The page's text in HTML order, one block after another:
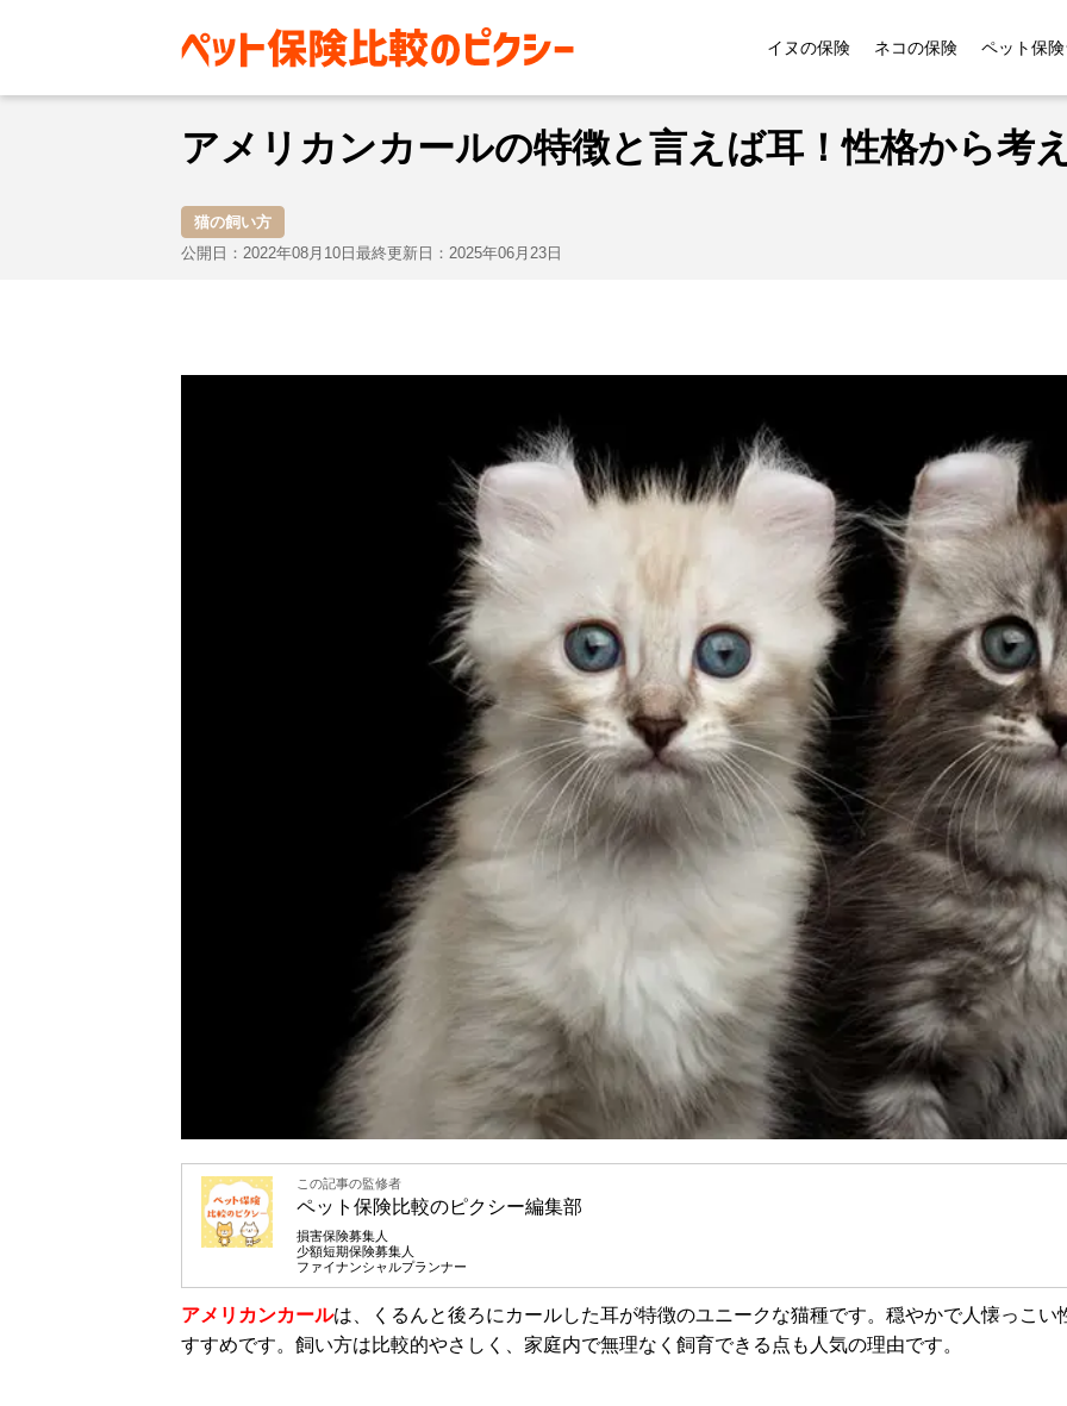
イヌの保険 ネコの保険 ペット保
お役立ち情報 猫 猫の飼い方 アメリカンカールの特徴と言えば耳！性格から考える飼い
アメリカンカールの特徴と言えば耳！性格から考
猫の飼い方
公開日：2022年08月10日 最終更新日：2025年06月23日
この記事の監修者
ペット保険比較のピクシー編集部
損害保険募集人
少額短期保険募集人
ファイナンシャルプランナー
アメリカンカールは、くるんと後ろにカールした耳が特徴のユニークな猫種です。穏やかで人懐っこ
すすめです。飼い方は比較的やさしく、家庭内で無理なく飼育できる点も人気の理由です。